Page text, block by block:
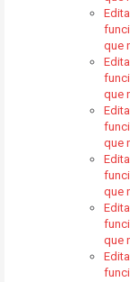
que
que
que
que
que